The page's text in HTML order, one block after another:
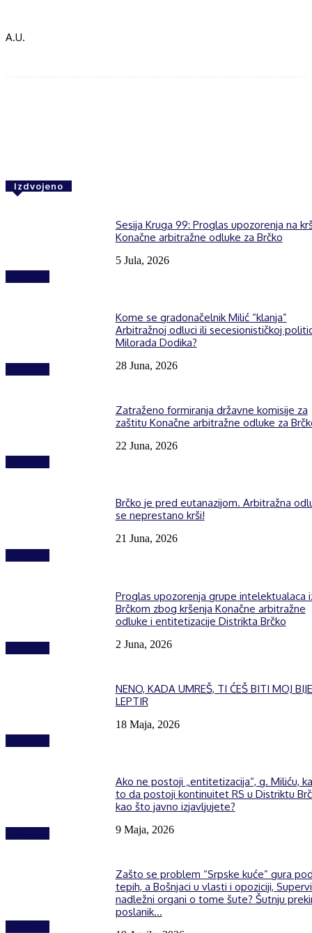
A.U.
Izdvojeno
Sesija Kruga 99: Proglas upozorenja na
Konačne arbitražne odluke za Brčko
5 Jula, 2026
Kome se gradonačelnik Milić “klanja”
Arbitražnoj odluci ili secesionističkoj
Milorada Dodika?
28 Juna, 2026
Zatraženo formiranja državne komisije za
zaštitu Konačne arbitražne odluke za
22 Juna, 2026
Brčko je pred eutanazijom. Arbitražna
se neprestano krši!
21 Juna, 2026
Proglas upozorenja grupe intelektualaca
Brčkom zbog kršenja Konačne arbitražne
odluke i entitetizacije Distrikta Brčko
2 Juna, 2026
NENO, KADA UMREŠ, TI ĆEŠ BITI MOJ
LEPTIR
18 Maja, 2026
Ako ne postoji „entitetizacija“, g. Miliću,
to da postoji kontinuitet RS u Distriktu
kao što javno izjavljujete?
9 Maja, 2026
Zašto se problem “Srpske kuće” gura
tepih, a Bošnjaci u vlasti i opoziciji,
nadležni organi o tome šute? Šutnju
poslanik...